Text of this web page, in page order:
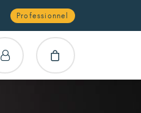
Professionnel